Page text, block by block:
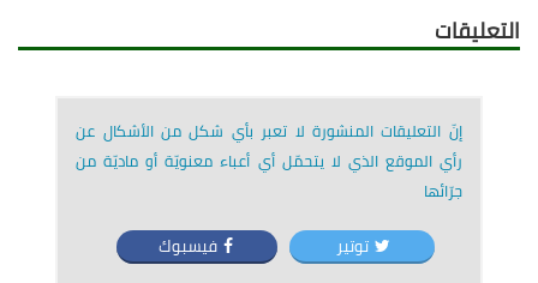
التعليقات
إنّ التعليقات المنشورة لا تعبر بأي شكل من الأشكال عن
رأي الموقع الذي لا يتحمّل أي أعباء معنويّة أو ماديّة من
جرّائها
توتير فيسبوك